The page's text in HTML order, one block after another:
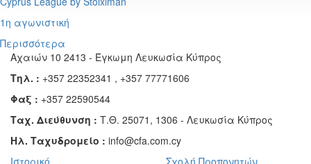
1η αγωνιστική
Περισσότερα
Αχαιών 10 2413 - Έγκωμη Λευκωσία Κύπρος
Τηλ. : +357 22352341 , +357 77771606
Φαξ : +357 22590544
Ταχ. Διεύθυνση : Τ.Θ. 25071, 1306 - Λευκωσία Κύπρος
Ηλ. Ταχυδρομείο : info@cfa.com.cy
Ιστορικό
Σχολή Προπονητών